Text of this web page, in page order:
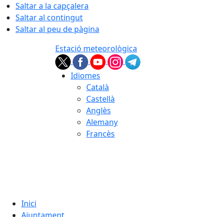
Saltar a la capçalera
Saltar al contingut
Saltar al peu de pàgina
Estació meteorològica
Idiomes
Català
Castellà
Anglès
Alemany
Francès
Inici